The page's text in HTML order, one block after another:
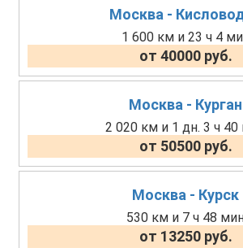
Москва -
1 600 км и 23 ч 4
от 40000 руб.
Москва - Курган
2 020 км и 1 дн. 3 ч
от 50500 руб.
Москва - Курск
530 км и 7 ч 48
от 13250 руб.